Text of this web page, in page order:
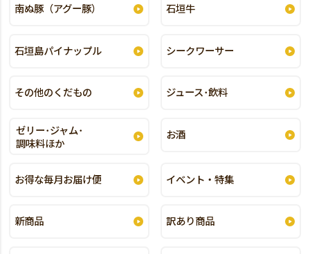
南ぬ豚（アグー豚） 石垣牛
石垣島パイナップル シークワーサー
その他のくだもの ジュース･飲料
ゼリー･ジャム･
調味料ほか
お酒
お得な毎月お届け便 イベント・特集
新商品 訳あり商品